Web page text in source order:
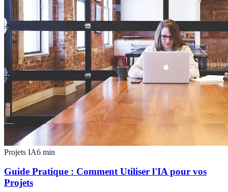
Projets IA6 min
Guide Pratique : Comment Utiliser l'IA pour vos
Projets